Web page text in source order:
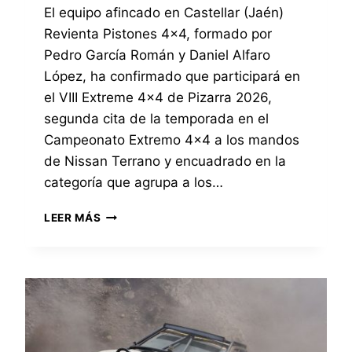
P
A
R
I
C
I
C
I
N
L
E
X
T
R
N
N
I
S
A
N
E
R
R
N
O
N
S
I
G
El equipo afincado en Castellar (Jaén)
Revienta Pistones 4×4, formado por
Pedro García Román y Daniel Alfaro
López, ha confirmado que participará en
el VIII Extreme 4×4 de Pizarra 2026,
segunda cita de la temporada en el
Campeonato Extremo 4×4 a los mandos
de Nissan Terrano y encuadrado en la
categoría que agrupa a los…
LEER MÁS
U
I
P
O
R